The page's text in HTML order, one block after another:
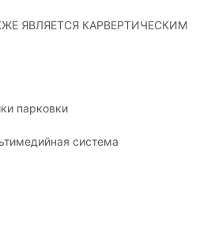
ЯВЛЯЕТСЯ КАРВЕРТИЧЕСКИМ
парковки
система